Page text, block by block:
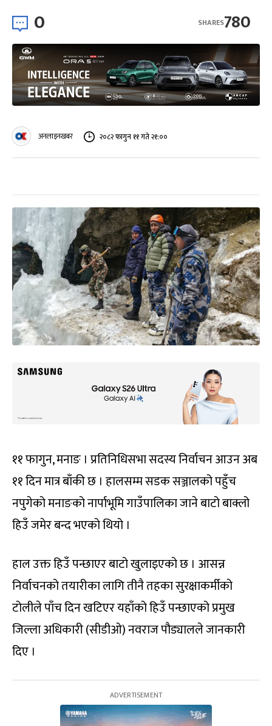
0 780
SHARES
अनलाइनखबर २०८२ फागुन ११ गते २१:००
११ फागुन, मनाङ । प्रतिनिधिसभा सदस्य निर्वाचन आउन अब
११ दिन मात्र बाँकी छ । हालसम्म सडक सञ्जालको पहुँच
नपुगेको मनाङको नार्पाभूमि गाउँपालिका जाने बाटो बाक्लो
हिउँ जमेर बन्द भएको थियो ।
हाल उक्त हिउँ पन्छाएर बाटो खुलाइएको छ । आसन्न
निर्वाचनको तयारीका लागि तीनै तहका सुरक्षाकर्मीको
टोलीले पाँच दिन खटिएर यहाँको हिउँ पन्छाएको प्रमुख
जिल्ला अधिकारी (सीडीओ) नवराज पौड्यालले जानकारी
दिए ।